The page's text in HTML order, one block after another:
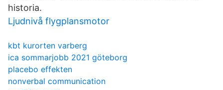
historia.
Ljudnivå flygplansmotor
kbt kurorten varberg
ica sommarjobb 2021 göteborg
placebo effekten
nonverbal communication